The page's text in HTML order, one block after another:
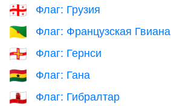
🇬🇪 Флаг: Грузия
🇬🇫 Флаг: Французская Гвиана
🇬🇬 Флаг: Гернси
🇬🇭 Флаг: Гана
🇬🇮 Флаг: Гибралтар